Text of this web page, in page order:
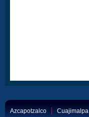
Azcapotzalco Cuajimalpa